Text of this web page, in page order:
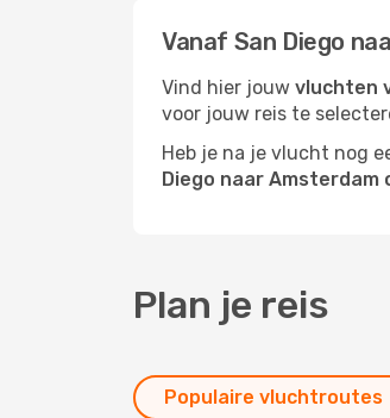
Vanaf San Diego
Vind hier jouw vluchten
voor jouw reis te
Heb je na je vlucht nog
Diego naar Amsterdam
Plan je reis
Populaire vluchtroutes